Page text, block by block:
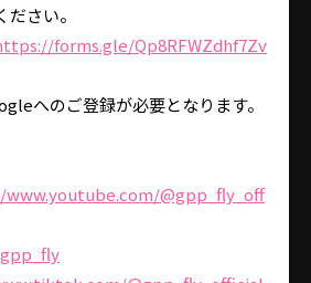
さい。
forms.gle/Qp8RFWZdhf7Zv
へのご登録が必要となります。
@gpp_fly_off